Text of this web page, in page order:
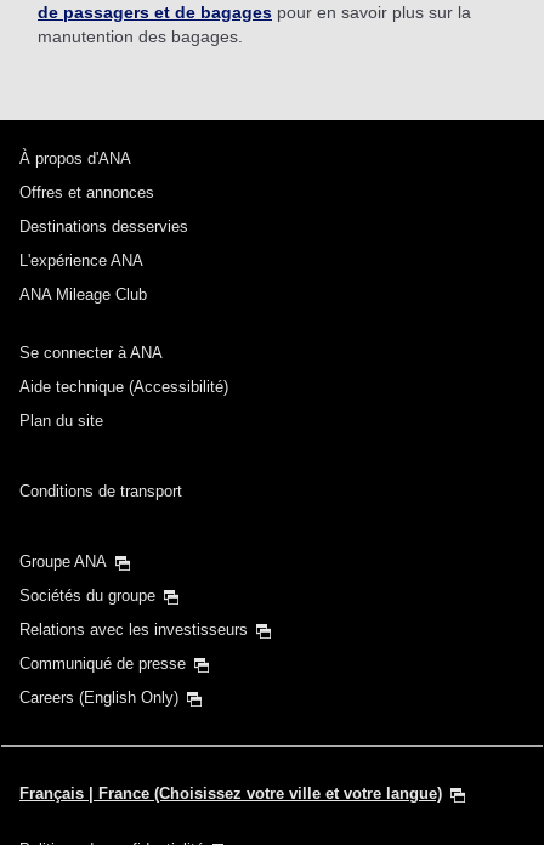
de passagers et de bagages pour en savoir plus sur la
manutention des bagages.
À propos d'ANA
Offres et annonces
Destinations desservies
L'expérience ANA
ANA Mileage Club
Se connecter à ANA
Aide technique (Accessibilité)
Plan du site
Conditions de transport
Groupe ANA
Sociétés du groupe
Relations avec les investisseurs
Communiqué de presse
Careers (English Only)
Français | France (Choisissez votre ville et votre langue)